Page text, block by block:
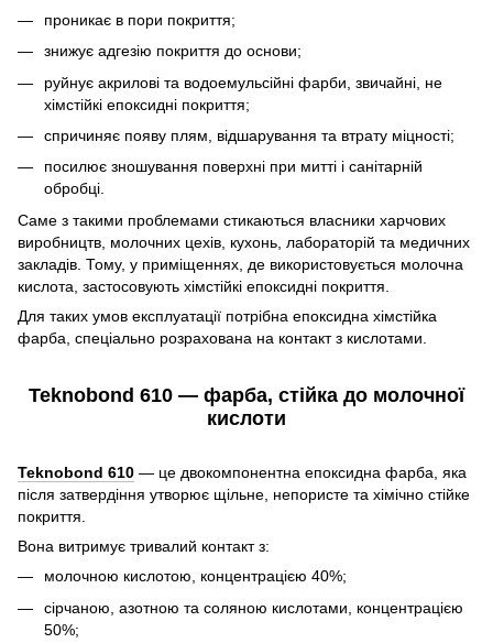
проникає в пори покриття;
знижує адгезію покриття до основи;
руйнує акрилові та водоемульсійні фарби, звичайні, не
хімстійкі епоксидні покриття;
спричиняє появу плям, відшарування та втрату міцності;
посилює зношування поверхні при митті і санітарній
обробці.
Саме з такими проблемами стикаються власники харчових
виробництв, молочних цехів, кухонь, лабораторій та медичних
закладів. Тому, у приміщеннях, де використовується молочна
кислота, застосовують хімстійкі епоксидні покриття.
Для таких умов експлуатації потрібна епоксидна хімстійка
фарба, спеціально розрахована на контакт з кислотами.
Teknobond 610 — фарба, стійка до молочної
кислоти
Teknobond 610 — це двокомпонентна епоксидна фарба, яка
після затвердіння утворює щільне, непористе та хімічно стійке
покриття.
Вона витримує тривалий контакт з:
молочною кислотою, концентрацією 40%;
сірчаною, азотною та соляною кислотами, концентрацією
50%;